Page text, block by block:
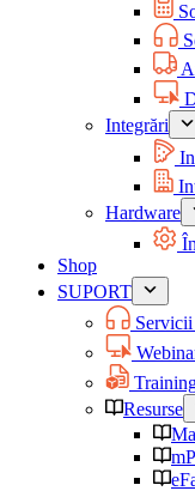
Integrări
Hardware
Shop
SUPORT
Resurse